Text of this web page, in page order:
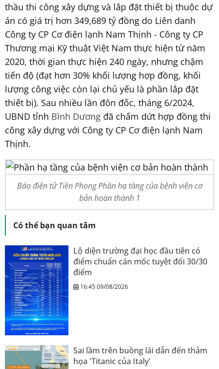
thầu thi công xây dựng và lắp đặt thiết bị thuộc dự
án có giá trị hơn 349,689 tỷ đồng do Liên danh
Công ty CP Cơ điện lạnh Nam Thịnh - Công ty CP
Thương mại Kỹ thuật Việt Nam thực hiện từ năm
2020, thời gian thực hiện 240 ngày, nhưng chậm
tiến độ (đạt hơn 30% khối lượng hợp đồng, khối
lượng công việc còn lại chủ yếu là phần lắp đặt
thiết bị). Sau nhiều lần đôn đốc, tháng 6/2024,
UBND tỉnh Bình Dương đã chấm dứt hợp đồng thi
công xây dựng với Công ty CP Cơ điện lạnh Nam
Thịnh.
Báo điện tử Tiền Phong Phần hạ tầng của bệnh viện cơ
bản hoàn thành 1
Có thể bạn quan tâm
Lộ diện trường đại học đầu tiên có
điểm chuẩn cán mốc tuyệt đối 30/30
điểm
16:45 09/08/2026
Sai lầm trên buồng lái dẫn đến thảm
họa 'Titanic của Italy'